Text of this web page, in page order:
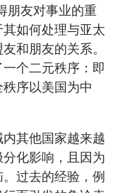
朋友对事业的重
如何处理与亚太
和朋友的关系。
个二元秩序：即
序以美国为中
其他国家越来越
化影响，且因为
过去的经验，例